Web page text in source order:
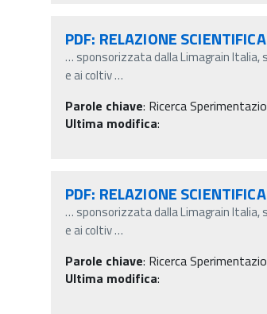
PDF: RELAZIONE
… sponsorizzata dalla Limagrain Italia,
e ai coltiv…
Parole chiave: Ricerca
Ultima modifica:
PDF: RELAZIONE
… sponsorizzata dalla Limagrain Italia,
e ai coltiv…
Parole chiave: Ricerca
Ultima modifica: